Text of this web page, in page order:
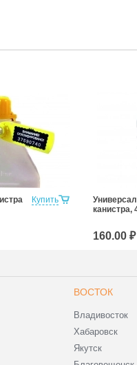
Купить
канистра,
160.00 ₽
ВОСТОК
Владивосток
Хабаровск
Якутск